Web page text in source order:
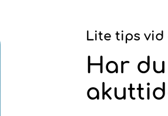
Lite tips
Har